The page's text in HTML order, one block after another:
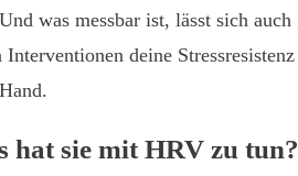
was messbar ist, lässt sich auch
deine
hat sie mit HRV zu tun?